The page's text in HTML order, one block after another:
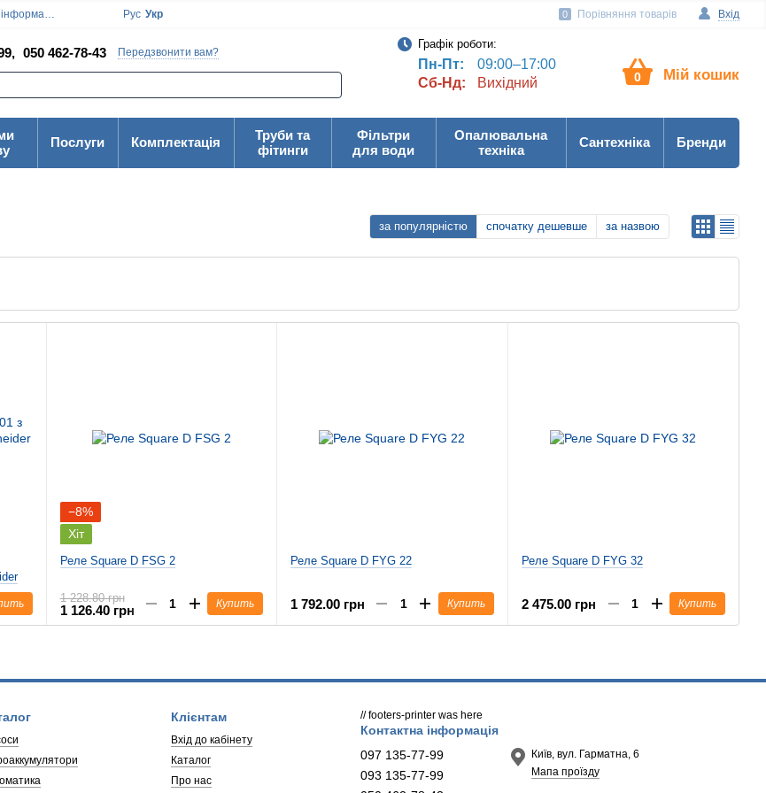
Угода користувача Вхід
0 Порівняння товарів
Рус Укр
050 462-78-43 Передзвонити вам?
Графік роботи:
Пн-Пт:
09:00–17:00
Сб-Нд:
Вихідний 0 Мій кошик
Послуги Комплектація
Труби та
фітинги
Фільтри
для води
Опалювальна
техніка
Сантехніка Бренди
за популярністю спочатку дешевше за назвою
−8%
Хіт
Реле Square D FSG 2
1 228.80 грн
1 126.40 грн Купить
Реле Square D FYG 22
1 792.00 грн Купить
Реле Square D FYG 32
2 475.00 грн Купить
// footers-printer was here
Клієнтам
Вхід до кабінету
Каталог
Про нас
Контактна інформація
097 135-77-99
093 135-77-99
Київ, вул. Гарматна, 6
Мапа проїзду